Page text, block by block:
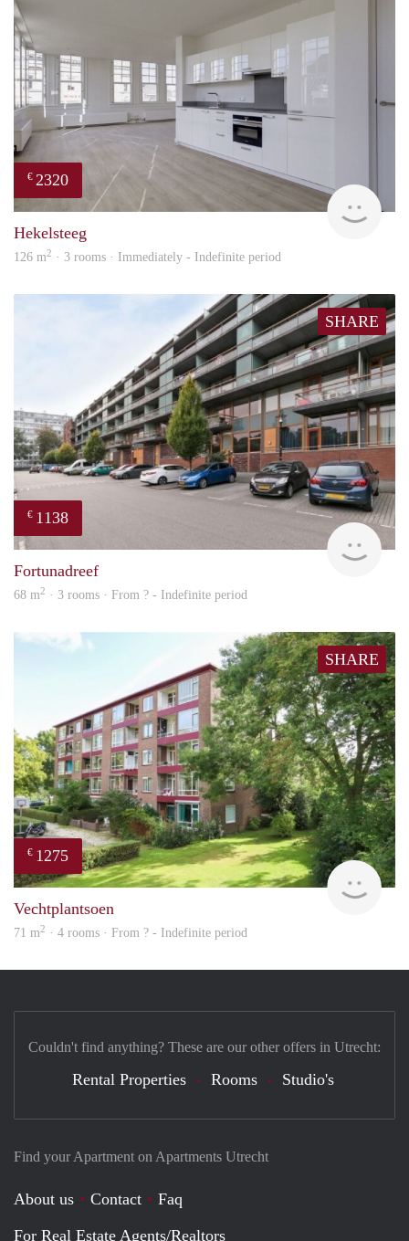
€ 2320
Hekelsteeg
126 m2 · 3 rooms · Immediately - Indefinite period
SHARE
€ 1138
Fortunadreef
68 m2 · 3 rooms · From ? - Indefinite period
SHARE
€ 1275
Vechtplantsoen
71 m2 · 4 rooms · From ? - Indefinite period
Find your Apartment on Apartments Utrecht
About us Contact
Faq
For Real Estate Agents/Realtors
Couldn't find anything? These are our other offers in Utrecht:
Rental Properties Rooms Studio's